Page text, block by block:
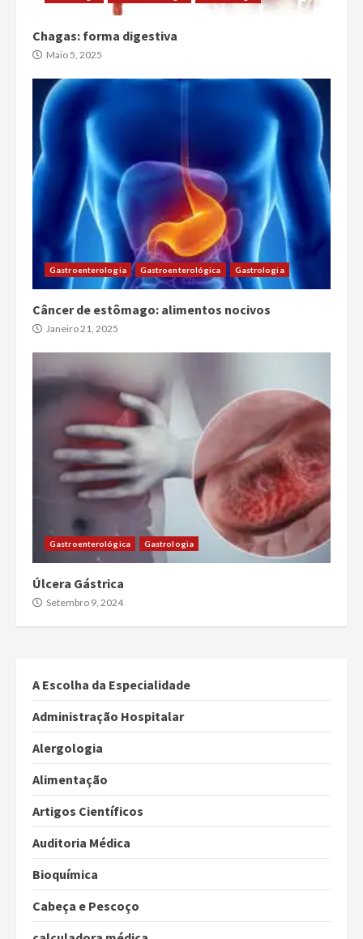
Chagas: forma digestiva
Maio 5, 2025
Gastroenterologia Gastroenterológica Gastrologia
Câncer de estômago: alimentos nocivos
Janeiro 21, 2025
Gastroenterológica Gastrologia
Úlcera Gástrica
Setembro 9, 2024
A Escolha da Especialidade
Administração Hospitalar
Alergologia
Alimentação
Artigos Científicos
Auditoria Médica
Bioquímica
Cabeça e Pescoço